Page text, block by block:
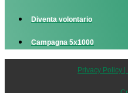
Diventa volontario
Campagna 5x1000
Privacy Policy